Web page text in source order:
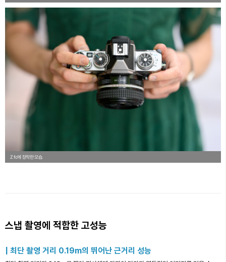
Z fc에 장착한 모습.
스냅 촬영에 적합한 고성능
| 최단 촬영 거리 0.19m의 뛰어난 근거리 성능